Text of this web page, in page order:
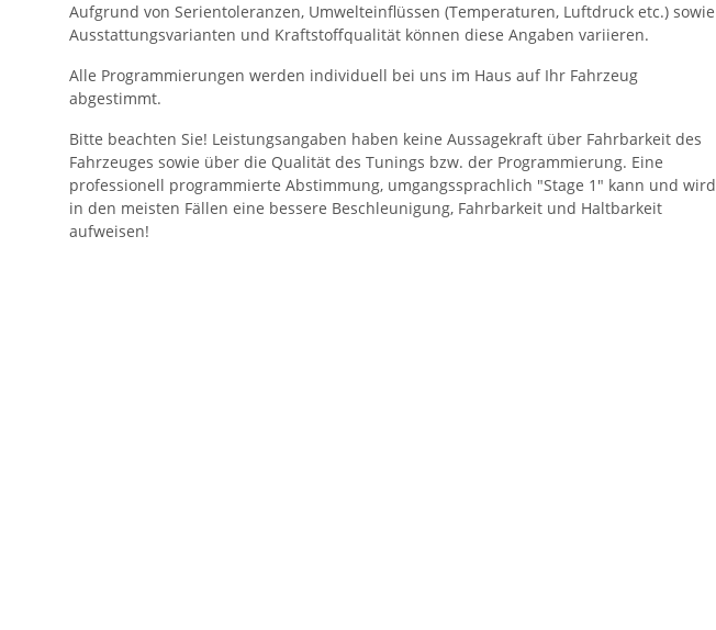
Aufgrund von Serientoleranzen, Umwelteinflüssen (Temperaturen, Luftdruck etc.) sowie
Ausstattungsvarianten und Kraftstoffqualität können diese Angaben variieren.
Alle Programmierungen werden individuell bei uns im Haus auf Ihr Fahrzeug
abgestimmt.
Bitte beachten Sie! Leistungsangaben haben keine Aussagekraft über Fahrbarkeit des
Fahrzeuges sowie über die Qualität des Tunings bzw. der Programmierung. Eine
professionell programmierte Abstimmung, umgangssprachlich "Stage 1" kann und wird
in den meisten Fällen eine bessere Beschleunigung, Fahrbarkeit und Haltbarkeit
aufweisen!